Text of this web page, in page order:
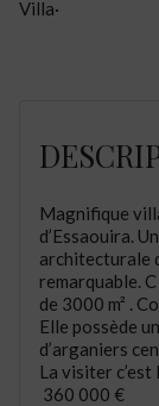
Villa·
Magnifique
d’Essaouira.
architecturale
remarquable.
de 3000 m² .
Elle possède
d’arganiers
La visiter c’est
360 000 €